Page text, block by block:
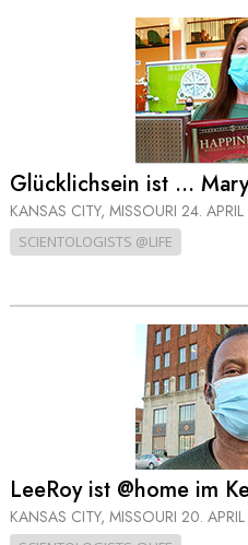
Glücklichsein ist …
KANSAS CITY, MISSOURI 24.
SCIENTOLOGISTS @LIFE
LeeRoy ist @home im
KANSAS CITY, MISSOURI 20.